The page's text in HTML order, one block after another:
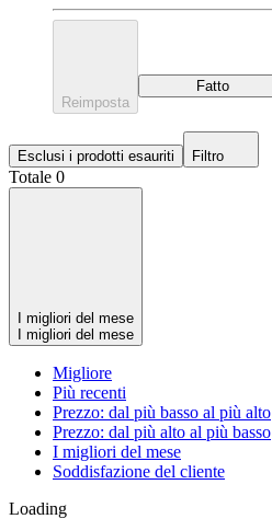
Reimposta
Fatto
Esclusi i prodotti esauriti Filtro
Totale 0
I migliori del mese
I migliori del mese
Migliore
Più recenti
Prezzo: dal più basso al più alto
Prezzo: dal più alto al più basso
I migliori del mese
Soddisfazione del cliente
Loading